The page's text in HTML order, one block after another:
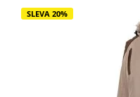
SLEVA 20%